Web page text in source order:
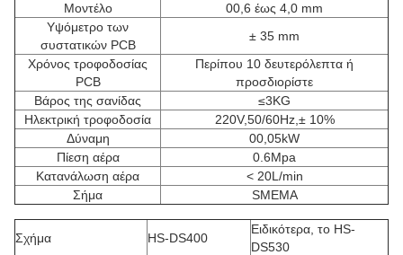
Μοντέλο
00,6 έως 4,0 mm
Υψόμετρο των
συστατικών PCB
± 35 mm
Χρόνος τροφοδοσίας
PCB
Περίπου 10 δευτερόλεπτα ή
προσδιορίστε
Βάρος της σανίδας
≤3KG
Ηλεκτρική τροφοδοσία
220V,50/60Hz,± 10%
Δύναμη
00,05kW
Πίεση αέρα
0.6Mpa
Κατανάλωση αέρα
< 20L/min
Σήμα
SMEMA
Σχήμα HS-DS400
Ειδικότερα, το HS-
DS530